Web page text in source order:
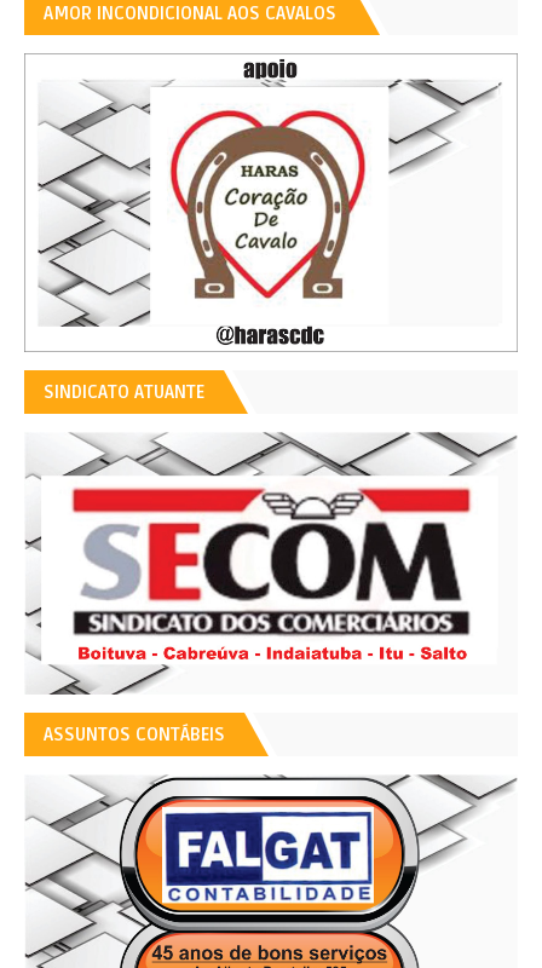
AMOR INCONDICIONAL AOS CAVALOS
SINDICATO ATUANTE
ASSUNTOS CONTÁBEIS